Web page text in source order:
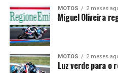
MOTOS 2 meses
Miguel Oliveira
MOTOS 2 meses
Luz verde para o